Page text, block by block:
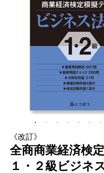
【 内容見
【 内容見
【 内容見
【 内容見
【 内容見
【 内容見
【 内容見
【 内容見
《改訂》
全商商業経済検
１・２級ビジネ